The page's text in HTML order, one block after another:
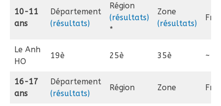
10-11
ans
Département
(résultats)
Région
(résultats)
*
Zone
(résultats)
Le Anh
HO
19è 25è 35è ~
16-17
ans
Département
(résultats)
Région Zone